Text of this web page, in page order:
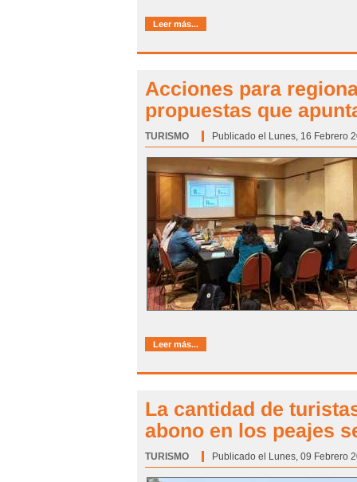
Leer más...
Acciones para
propuestas que
TURISMO Publicado el Lunes, 16 Febrero
Leer más...
La cantidad de
abono en los peajes
TURISMO Publicado el Lunes, 09 Febrero